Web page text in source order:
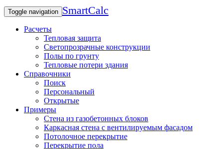
Toggle navigation SmartCalc
Расчеты
Тепловая защита
Светопрозрачные конструкции
Полы по грунту
Тепловые потери здания
Справочники
Поиск
Персональный
Открытые
Примеры
Стена из газобетонных блоков
Каркасная стена с вентилируемым фасадом
Потолочное перекрытие
Перекрытие пола